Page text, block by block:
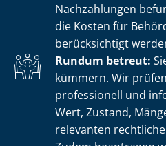
Nachzahlungen
die Kosten für
berücksichtigt
Rundum betreut:
kümmern. Wir
professionell und
Wert, Zustand,
relevanten